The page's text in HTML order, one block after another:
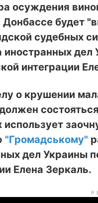
осуждения
Донбассе будет
судебных
иностранных
интеграции
о крушении
использует
"Громадському"
дел Украины
Елена Зеркаль.